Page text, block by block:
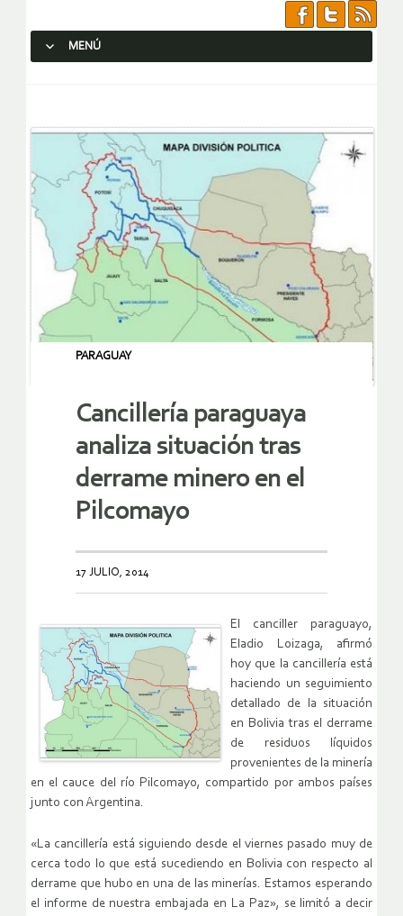
MENÚ
PARAGUAY
Cancillería paraguaya
analiza situación tras
derrame minero en el
Pilcomayo
17 JULIO, 2014
El canciller paraguayo,
Eladio Loizaga, afirmó
hoy que la cancillería está
haciendo un seguimiento
detallado de la situación
en Bolivia tras el derrame
de residuos líquidos
provenientes de la minería
en el cauce del río Pilcomayo, compartido por ambos países
junto con Argentina.
«La cancillería está siguiendo desde el viernes pasado muy de
cerca todo lo que está sucediendo en Bolivia con respecto al
derrame que hubo en una de las minerías. Estamos esperando
el informe de nuestra embajada en La Paz», se limitó a decir